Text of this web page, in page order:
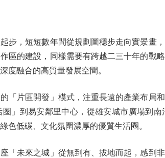
，短短數年間從規劃圖穩步走向實景畫，
區的建設，同樣需要有跨越二三十年的戰
度融合的高質量發展空間。
片區開發」模式，注重長遠的產業布局和
」到易安鄰里中心，從雄安城市廣場到
色低碳、文化氛圍濃厚的優質生活圈。
未來之城」從無到有、拔地而起，感到